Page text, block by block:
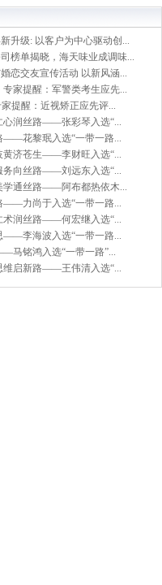
升级: 以客户为中心驱动创...
榜单揭晓，海天味业成调味...
恋交友宣传活动 以新风涵...
家提醒：军警类考生应先...
提醒：近视矫正应先评...
心润丝路——张彩琴入选“...
——花黎珉入选“一带一路...
黄济苍生——李财旺入选“...
务向丝路——刘远东入选“...
学通丝路——阿布都热依木...
——力尚于入选“一带一路...
术润丝路——何宏继入选“...
——李海波入选“一带一路...
马铭鸿入选“一带一路”...
维启新路——王伟清入选“...